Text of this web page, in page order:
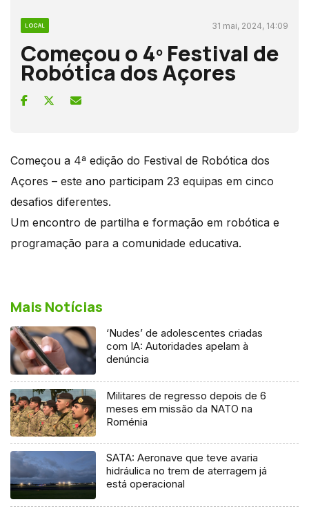
LOCAL 31 mai, 2024, 14:09
Começou o 4º Festival de
Robótica dos Açores
Começou a 4ª edição do Festival de Robótica dos
Açores – este ano participam 23 equipas em cinco
desafios diferentes.
Um encontro de partilha e formação em robótica e
programação para a comunidade educativa.
Mais Notícias
‘Nudes’ de adolescentes criadas
com IA: Autoridades apelam à
denúncia
Militares de regresso depois de 6
meses em missão da NATO na
Roménia
SATA: Aeronave que teve avaria
hidráulica no trem de aterragem já
está operacional